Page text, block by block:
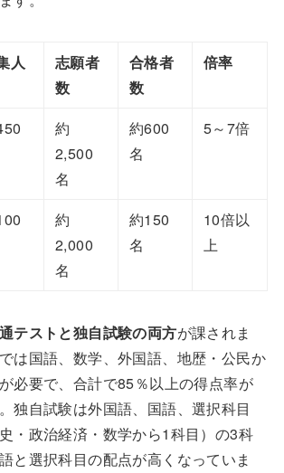
人
志願者
数
合格者
数
倍率
約
2,500
名
約600
名
5～7倍
約
2,000
名
約150
名
10倍以
上
テストと独自試験の両方が課されま
は国語、数学、外国語、地歴・公民か
必要で、合計で85％以上の得点率が
独自試験は外国語、国語、選択科目
・政治経済・数学から1科目）の3科
と選択科目の配点が高くなっていま